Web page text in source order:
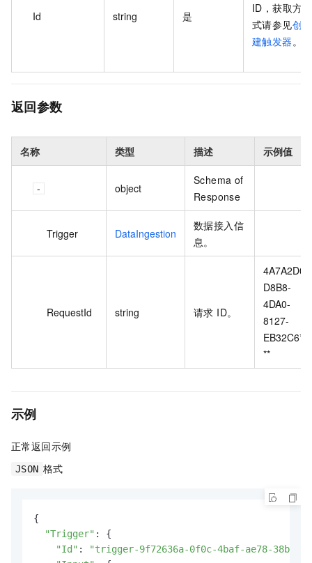
Id string 是
ID，获取方
式请参见创
建触发器。
返回参数
名称 类型 描述 示例值
object
Schema of
Response
Trigger DataIngestion
数据接入信
息。
RequestId string 请求 ID。
D8B8-
4DA0-
8127-
**
示例
正常返回示例
JSON 格式
{
"Trigger" : {
"Id" :
"trigger-9f72636a-0f0c-4baf-ae78-